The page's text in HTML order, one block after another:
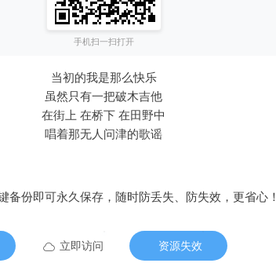
手机扫一扫打开
当初的我是那么快乐
虽然只有一把破木吉他
在街上 在桥下 在田野中
唱着那无人问津的歌谣
备份即可永久保存，随时防丢失、防失效，更省心！
立即访问 资源失效